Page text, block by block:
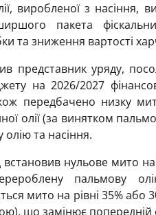
виробленої з насіння,
пакета
та зниження вартості
представник уряду,
на 2026/2027
передбачено низку
олії (за винятком
та насіння.
нульове мито
пальмову
мито на рівні 35% або
що замінює